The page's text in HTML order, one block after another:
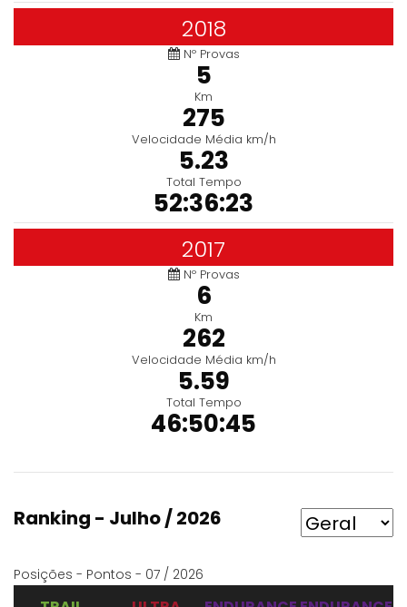
2018
Nº Provas
5
Km
275
Velocidade Média km/h
5.23
Total Tempo
52:36:23
2017
Nº Provas
6
Km
262
Velocidade Média km/h
5.59
Total Tempo
46:50:45
Ranking - Julho / 2026
Posições - Pontos - 07 / 2026